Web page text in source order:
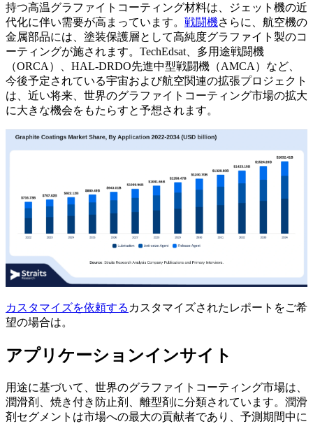
持つ高温グラファイトコーティング材料は、ジェット機の近
代化に伴い需要が高まっています。 戦闘機さらに、航空機の
金属部品には、塗装保護層として高純度グラファイト製のコ
ーティングが施されます。TechEdsat、多用途戦闘機
（ORCA）、HAL-DRDO先進中型戦闘機（AMCA）など、
今後予定されている宇宙および航空関連の拡張プロジェクト
は、近い将来、世界のグラファイトコーティング市場の拡大
に大きな機会をもたらすと予想されます。
カスタマイズを依頼する カスタマイズされたレポートをご希
望の場合は。
アプリケーションインサイト
用途に基づいて、世界のグラファイトコーティング市場は、
潤滑剤、焼き付き防止剤、離型剤に分類されています。潤滑
剤セグメントは市場への最大の貢献者であり、予測期間中に